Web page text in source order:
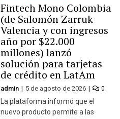
Fintech Mono Colombia
(de Salomón Zarruk
Valencia y con ingresos
año por $22.000
millones) lanzó
solución para tarjetas
de crédito en LatAm
admin 5 de agosto de 2026 0
La plataforma informó que el
nuevo producto permite a las